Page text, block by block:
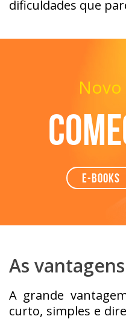
dificuldades que
Novo
e-books
As
A grande
curto, simples e